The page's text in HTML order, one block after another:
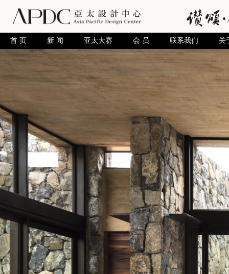
首 页 新 闻 亚太大赛 会 员 联系我们 关